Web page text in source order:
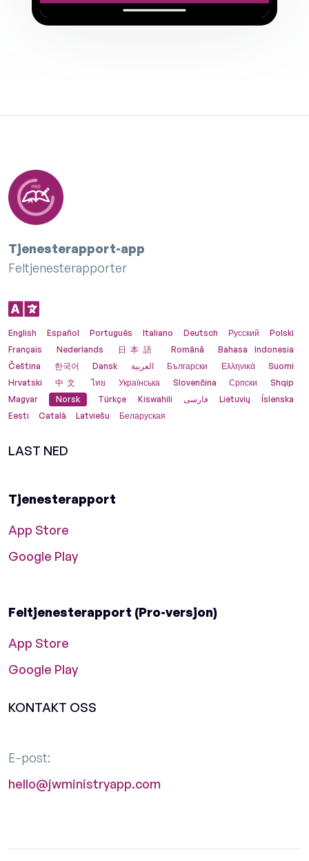
Tjenesterapport-app
Feltjenesterapporter
English Español Português Italiano Deutsch Русский
Polski
Français
Nederlands 日本語 Română
Bahasa Indonesia
Čeština
한국어 Dansk العربية Български Ελληνικά
Suomi
Hrvatski
中文 ไทย Українська Slovenčina Српски
Shqip
Magyar
Norsk Türkçe Kiswahili فارسی Lietuvių
Íslenska
Eesti
Català Latviešu Беларуская
LAST NED
Tjenesterapport
App Store
Google Play
Feltjenesterapport (Pro-versjon)
App Store
Google Play
KONTAKT OSS
E-post:
hello@jwministryapp.com